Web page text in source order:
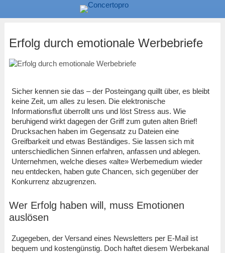
Erfolg durch emotionale Werbebriefe
Sicher kennen sie das – der Posteingang quillt über, es bleibt
keine Zeit, um alles zu lesen. Die elektronische
Informationsflut überrollt uns und löst Stress aus. Wie
beruhigend wirkt dagegen der Griff zum guten alten Brief!
Drucksachen haben im Gegensatz zu Dateien eine
Greifbarkeit und etwas Beständiges. Sie lassen sich mit
unterschiedlichen Sinnen erfahren, anfassen und ablegen.
Unternehmen, welche dieses «alte» Werbemedium wieder
neu entdecken, haben gute Chancen, sich gegenüber der
Konkurrenz abzugrenzen.
Wer Erfolg haben will, muss Emotionen
auslösen
Zugegeben, der Versand eines Newsletters per E-Mail ist
bequem und kostengünstig. Doch haftet diesem Werbekanal